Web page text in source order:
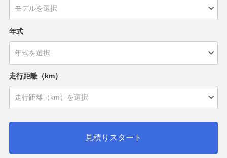
年式
走行距離（km）
見積りスタート